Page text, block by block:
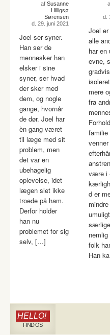
af Susanne
Hilligsø
Sørensen
d. 29. juni 2021
Joel ser syner.
Han ser de
mennesker han
elsker i sine
syner, ser hvad
der sker med
dem, og nogle
gange, hvornår
de dør. Joel har
èn gang været
til læge med sit
problem, men
det var en
ubehagelig
oplevelse, idet
lægen slet ikke
troede på ham.
Derfor holder
han nu
problemet for sig
selv, […]
d.
Joel
alle
har en
evne,
mere
fra
familie
være i
d er
folk
Han
HELLO!
FIND OS